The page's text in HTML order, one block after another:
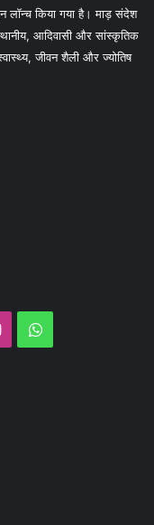
लॉन्च किया गया है। माड़ संदेश
आदिवासी और सांस्कृतिक
जीवन शैली और ज्योतिष
InstagramWhatsApp